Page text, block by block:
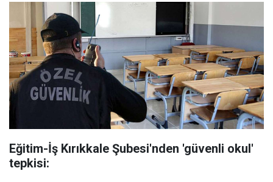
Eğitim-İş Kırıkkale Şubesi'nden 'güvenli okul'
tepkisi: